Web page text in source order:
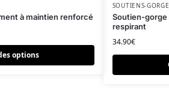
à maintien renforcé
options
variations. Les options peuvent être
SOUTIENS-GORGE
Soutien-gorge
respirant
34.90€
Ce produit a